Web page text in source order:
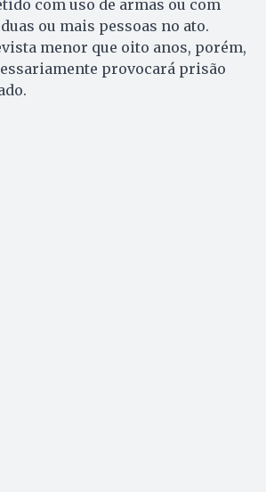
com uso de armas ou com
ou mais pessoas no ato.
menor que oito anos, porém,
provocará prisão